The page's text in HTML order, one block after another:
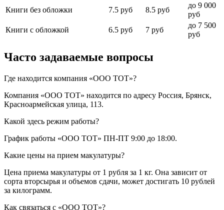
Книги без обложки
7.5 руб 8.5 руб
до 9 000
руб
Книги с обложкой
6.5 руб 7 руб
до 7 500
руб
Часто задаваемые вопросы
Где находится компания «ООО ТОТ»?
Компания «ООО ТОТ» находится по адресу Россия, Брянск,
Красноармейская улица, 113.
Какой здесь режим работы?
График работы «ООО ТОТ» ПН-ПТ 9:00 до 18:00.
Какие цены на прием макулатуры?
Цена приема макулатуры от 1 рубля за 1 кг. Она зависит от
сорта вторсырья и объемов сдачи, может достигать 10 рублей
за килограмм.
Как связаться с «ООО ТОТ»?